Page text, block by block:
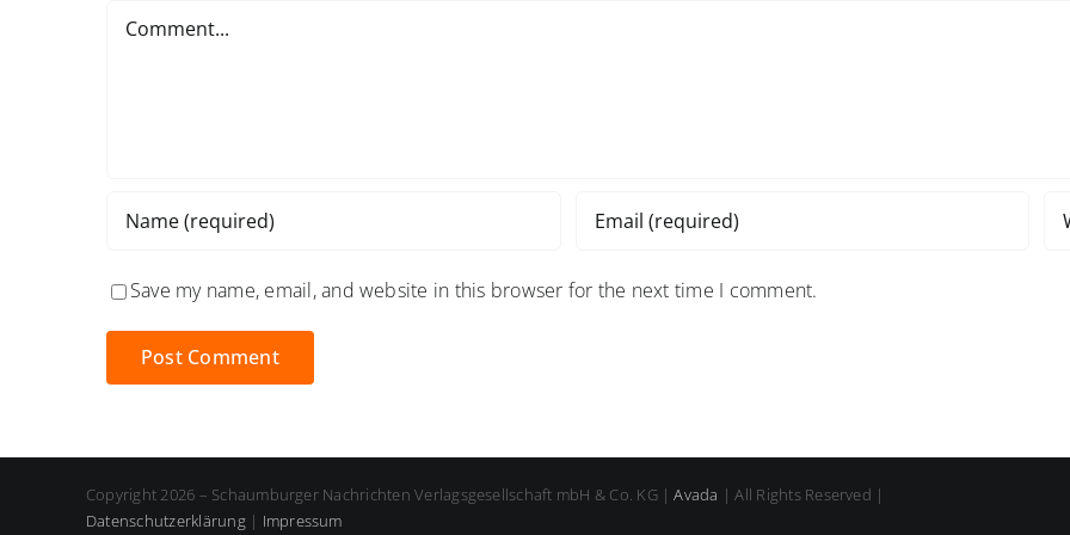
Save my name, email, and website in this browser for the next time I comment.
Copyright 2026 – Schaumburger Nachrichten Verlagsgesellschaft mbH & Co. KG |Avada | All Rights Reserved |
Datenschutzerklärung| Impressum